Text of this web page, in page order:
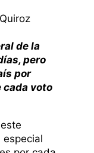
de la
pero
por
cada voto
especial